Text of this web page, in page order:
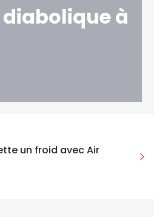
à
un froid avec Air